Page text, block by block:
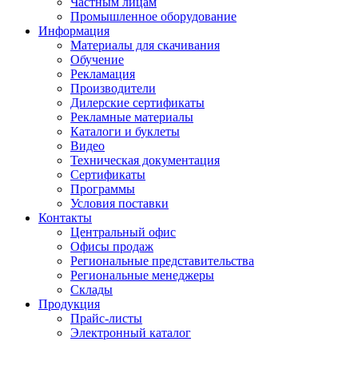
Промышленное оборудование
Информация
Материалы для скачивания
Обучение
Рекламация
Производители
Дилерские сертификаты
Рекламные материалы
Каталоги и буклеты
Видео
Техническая документация
Сертификаты
Программы
Условия поставки
Контакты
Центральный офис
Офисы продаж
Региональные представительства
Региональные менеджеры
Склады
Продукция
Прайс-листы
Электронный каталог